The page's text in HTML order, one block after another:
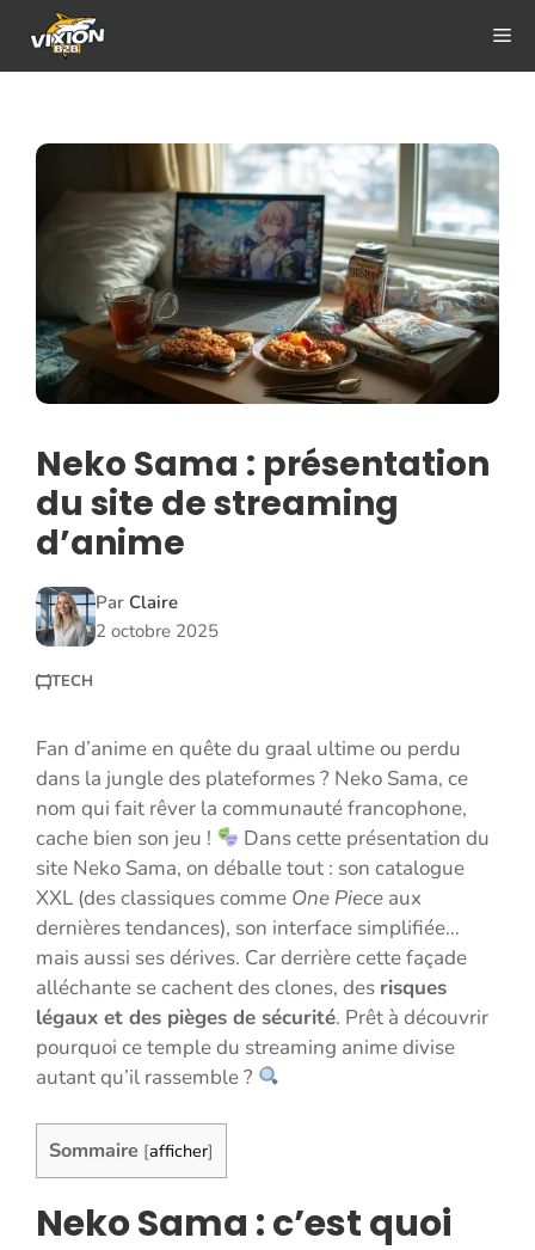
contenu
Neko Sama : présentation
du site de streaming
d’anime
Par Claire
2 octobre 2025
TECH
Fan d’anime en quête du graal ultime ou perdu
dans la jungle des plateformes ? Neko Sama, ce
nom qui fait rêver la communauté francophone,
cache bien son jeu !
Dans cette présentation du
site Neko Sama, on déballe tout : son catalogue
XXL (des classiques comme One Piece aux
dernières tendances), son interface simplifiée…
mais aussi ses dérives. Car derrière cette façade
alléchante se cachent des clones, des risques
légaux et des pièges de sécurité. Prêt à découvrir
pourquoi ce temple du streaming anime divise
autant qu’il rassemble ?
Sommaire [afficher]
Neko Sama : c’est quoi